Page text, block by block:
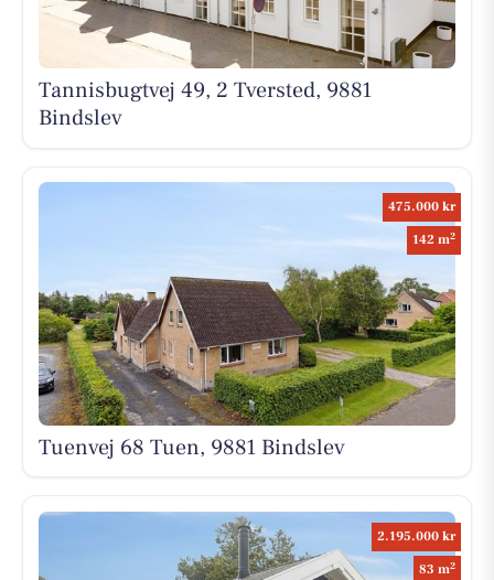
Tannisbugtvej 49, 2 Tversted, 9881
Bindslev
475.000 kr
142 m2
Tuenvej 68 Tuen, 9881 Bindslev
2.195.000 kr
83 m2